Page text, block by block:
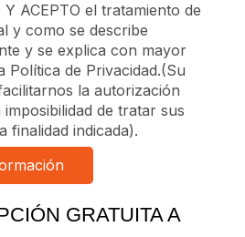
Y ACEPTO el tratamiento de
y como se describe
y se explica con mayor
Política de Privacidad.(Su
la autorización
de tratar sus
finalidad indicada).
GRATUITA A